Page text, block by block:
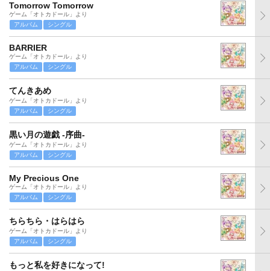
Tomorrow Tomorrow
ゲーム「オトカドール」より
アルバム
シングル
BARRIER
ゲーム「オトカドール」より
アルバム
シングル
てんきあめ
ゲーム「オトカドール」より
アルバム
シングル
黒い月の遊戯 -序曲-
ゲーム「オトカドール」より
アルバム
シングル
My Precious One
ゲーム「オトカドール」より
アルバム
シングル
ちらちら・はらはら
ゲーム「オトカドール」より
アルバム
シングル
もっと私を好きになって!